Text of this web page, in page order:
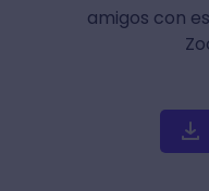
amigos con